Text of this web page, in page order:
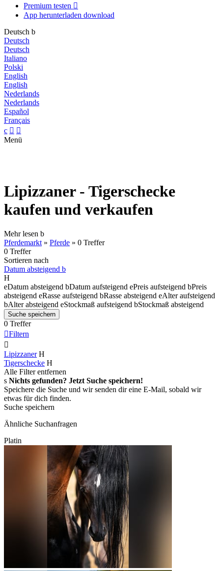
Premium testen 
App herunterladen download
Deutsch b
Deutsch
Deutsch
Italiano
Polski
English
English
Nederlands
Nederlands
Español
Français
c  
Menü
Lipizzaner - Tigerschecke
kaufen und verkaufen
Mehr lesen b
Pferdemarkt » Pferde » 0 Treffer
0 Treffer
Sortieren nach
Datum absteigend b
H
eDatum absteigend bDatum aufsteigend ePreis aufsteigend bPreis
absteigend eRasse aufsteigend bRasse absteigend eAlter aufsteigend
bAlter absteigend eStockmaß aufsteigend bStockmaß absteigend
Suche speichern
0 Treffer
Filtern

Lipizzaner H
Tigerschecke H
Alle Filter entfernen
s Nichts gefunden? Jetzt Suche speichern!
Speichere die Suche und wir senden dir eine E-Mail, sobald wir
etwas für dich finden.
Suche speichern
Ähnliche Suchanfragen
Platin